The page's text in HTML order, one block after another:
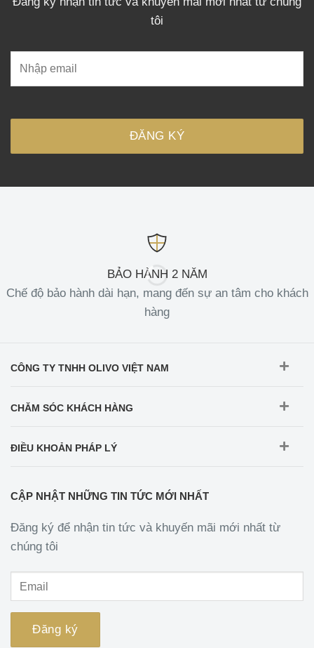
tôi
BẢO HÀNH 2 NĂM
Chế độ bảo hành dài hạn, mang đến sự an tâm cho khách
hàng
CÔNG TY TNHH OLIVO VIỆT NAM
CHĂM SÓC KHÁCH HÀNG
ĐIỀU KHOẢN PHÁP LÝ
CẬP NHẬT NHỮNG TIN TỨC MỚI NHẤT
Đăng ký để nhận tin tức và khuyến mãi mới nhất từ
chúng tôi